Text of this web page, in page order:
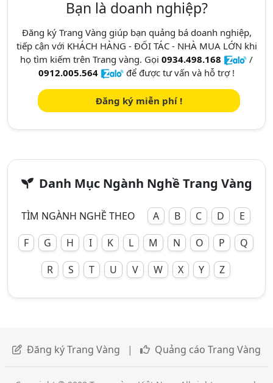
Bạn là doanh nghiệp?
Đăng ký Trang Vàng giúp bạn quảng bá doanh nghiệp,
tiếp cận với KHÁCH HÀNG - ĐỐI TÁC - NHÀ MUA LỚN khi
họ tìm kiếm trên Trang vàng. Gọi 0934.498.168
/
0912.005.564
để được tư vấn và hỗ trợ !
Đăng ký miễn phí !
Danh Mục Ngành Nghề Trang Vàng
TÌM NGÀNH NGHỀ THEO A B C D
E
F
G H I K L M N O P
Q
R
S T U V W X Y Z
Đăng ký Trang Vàng | Quảng cáo Trang Vàng